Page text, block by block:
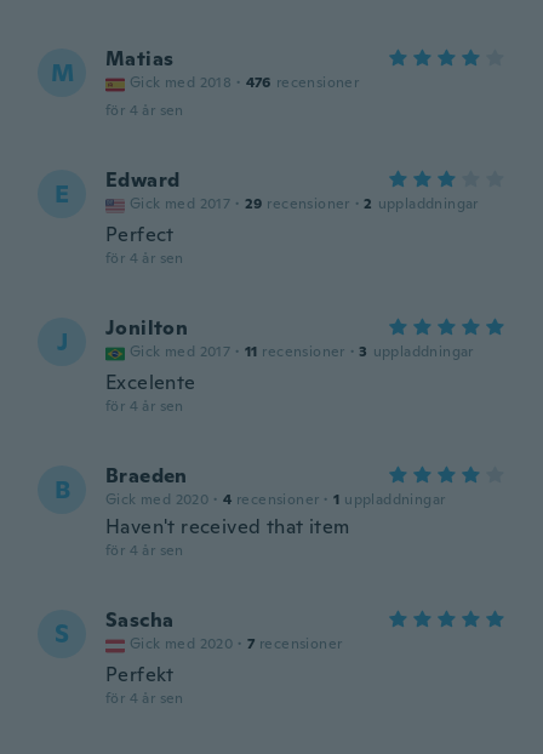
M Matias
Gick med 2018 · 476 recensioner
för 4 år sen
E Edward
Gick med 2017 · 29 recensioner · 2 uppladdningar
Perfect
för 4 år sen
J Jonilton
Gick med 2017 · 11 recensioner · 3 uppladdningar
Excelente
för 4 år sen
B Braeden
Gick med 2020 · 4 recensioner · 1 uppladdningar
Haven't received that item
för 4 år sen
S Sascha
Gick med 2020 · 7 recensioner
Perfekt
för 4 år sen